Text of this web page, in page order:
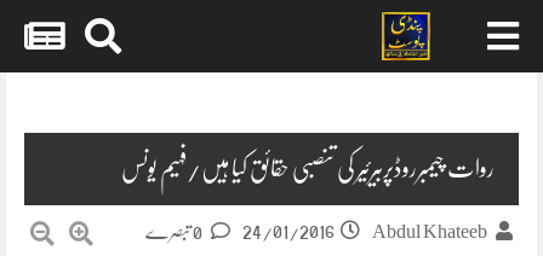
روات چیمبرروڈپربیرئیر کی تنصبی حقائق کیا ہیں/فہیم یونس
Abdul Khateeb
24/01/2016